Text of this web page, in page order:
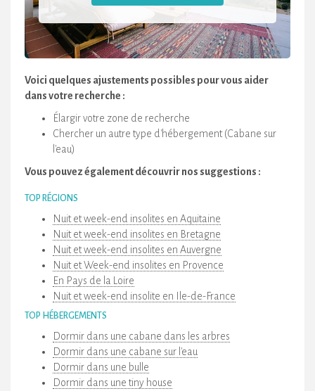
Voici quelques ajustements possibles pour vous aider
dans votre recherche :
Élargir votre zone de recherche
Chercher un autre type d'hébergement (Cabane sur
l'eau)
Vous pouvez également découvrir nos suggestions :
TOP RÉGIONS
Nuit et week-end insolites en Aquitaine
Nuit et week-end insolites en Bretagne
Nuit et week-end insolites en Auvergne
Nuit et Week-end insolites en Provence
En Pays de la Loire
Nuit et week-end insolite en Ile-de-France
TOP HÉBERGEMENTS
Dormir dans une cabane dans les arbres
Dormir dans une cabane sur l'eau
Dormir dans une bulle
Dormir dans une tiny house